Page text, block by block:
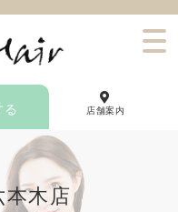
る 店舗案内
木店